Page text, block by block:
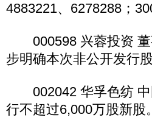
4883221、6278288；
000598 兴蓉投资 董
步明确本次非公开发行
002042 华孚色纺 中
行不超过6,000万股新股。